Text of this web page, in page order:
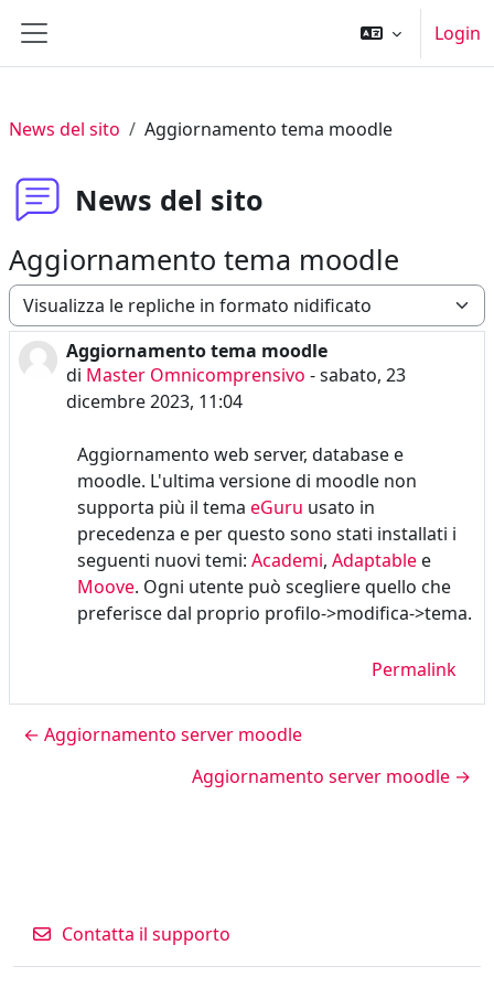
Pannello laterale
Login
News del sito Aggiornamento tema moodle
News del sito
Aggiornamento tema moodle
Modalità visualizzazione
Aggiornamento tema moodle
di Master Omnicomprensivo -sabato, 23
dicembre 2023, 11:04
Numero di risposte: 0
Aggiornamento web server, database e
moodle. L'ultima versione di moodle non
supporta più il tema eGuru usato in
precedenza e per questo sono stati installati i
seguenti nuovi temi: Academi, Adaptable e
Moove. Ogni utente può scegliere quello che
preferisce dal proprio profilo->modifica->tema.
Permalink
← Aggiornamento server moodle
Aggiornamento server moodle →
Contatta il supporto